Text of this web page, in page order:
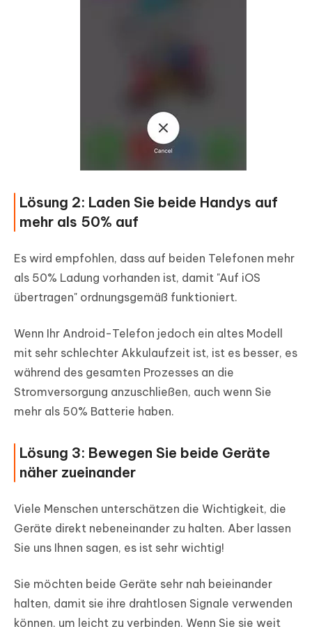
Lösung 2: Laden Sie beide Handys auf
mehr als 50% auf
Es wird empfohlen, dass auf beiden Telefonen mehr
als 50% Ladung vorhanden ist, damit "Auf iOS
übertragen" ordnungsgemäß funktioniert.
Wenn Ihr Android-Telefon jedoch ein altes Modell
mit sehr schlechter Akkulaufzeit ist, ist es besser, es
während des gesamten Prozesses an die
Stromversorgung anzuschließen, auch wenn Sie
mehr als 50% Batterie haben.
Lösung 3: Bewegen Sie beide Geräte
näher zueinander
Viele Menschen unterschätzen die Wichtigkeit, die
Geräte direkt nebeneinander zu halten. Aber lassen
Sie uns Ihnen sagen, es ist sehr wichtig!
Sie möchten beide Geräte sehr nah beieinander
halten, damit sie ihre drahtlosen Signale verwenden
können, um leicht zu verbinden. Wenn Sie sie weit